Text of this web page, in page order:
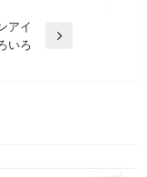
アイ
いろ